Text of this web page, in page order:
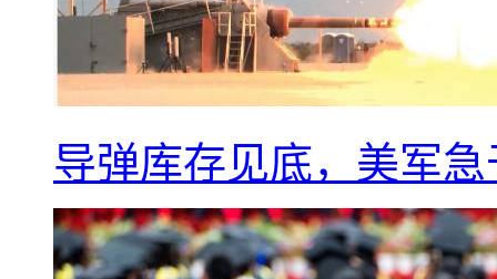
导弹库存见底，美军